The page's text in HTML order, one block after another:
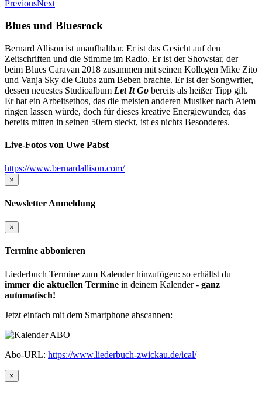
PreviousNext
Blues und Bluesrock
Bernard Allison ist unaufhaltbar. Er ist das Gesicht auf den
Zeitschriften und die Stimme im Radio. Er ist der Showstar, der
beim Blues Caravan 2018 zusammen mit seinen Kollegen Mike Zito
und Vanja Sky die Clubs zum Beben brachte. Er ist der Songwriter,
dessen neuestes Studioalbum Let It Go bereits als heißer Tipp gilt.
Er hat ein Arbeitsethos, das die meisten anderen Musiker nach Atem
ringen lassen würde, doch für dieses kreative Energiewunder, das
bereits mitten in seinen 50ern steckt, ist es nichts Besonderes.
Live-Fotos von Uwe Pabst
https://www.bernardallison.com/
×
Newsletter Anmeldung
×
Termine abbonieren
Liederbuch Termine zum Kalender hinzufügen: so erhältst du
immer die aktuellen Termine in deinem Kalender - ganz
automatisch!
Jetzt einfach mit dem Smartphone abscannen:
Abo-URL: https://www.liederbuch-zwickau.de/ical/
×